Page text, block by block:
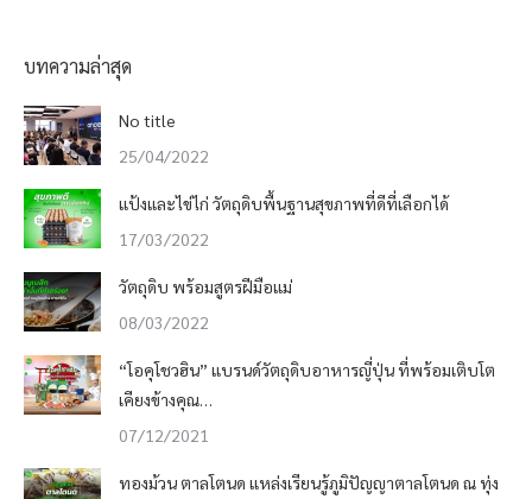
บทความล่าสุด
No title
25/04/2022
แป้งและไข่ไก่ วัตถุดิบพื้นฐานสุขภาพที่ดีที่เลือกได้
17/03/2022
วัตถุดิบ พร้อมสูตรฝีมือแม่
08/03/2022
“โอคุโชวฮิน” แบรนด์วัตถุดิบอาหารญี่ปุ่น ที่พร้อมเติบโต
เคียงข้างคุณ…
07/12/2021
ทองม้วน ตาลโตนด แหล่งเรียนรู้ภูมิปัญญาตาลโตนด ณ ทุ่ง